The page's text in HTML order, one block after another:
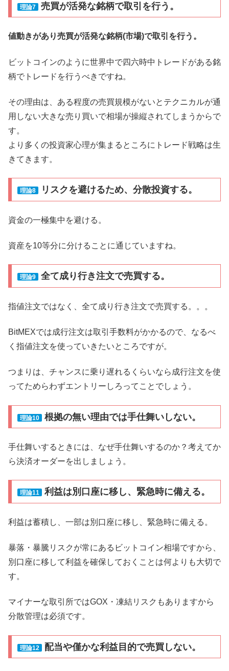
理論7 売買が活発な銘柄で取引を行う。
値動きがあり売買が活発な銘柄(市場)で取引を行う。
ビットコインのように世界中で四六時中トレードがある銘
柄でトレードを行うべきですね。
その理由は、ある程度の売買規模がないとテクニカルが通
用しない大きな売り買いで相場が操縦されてしまうからで
す。
より多くの投資家心理が集まるところにトレード戦略は生
きてきます。
理論8 リスクを避けるため、分散投資する。
資金の一極集中を避ける。
資産を10等分に分けることに通じていますね。
理論9 全て成り行き注文で売買する。
指値注文ではなく、全て成り行き注文で売買する。。。
BitMEXでは成行注文は取引手数料がかかるので、なるべ
く指値注文を使っていきたいところですが。
つまりは、チャンスに乗り遅れるくらいなら成行注文を使
ってためらわずエントリーしろってことでしょう。
理論10 根拠の無い理由では手仕舞いしない。
手仕舞いするときには、なぜ手仕舞いするのか？考えてか
ら決済オーダーを出しましょう。
理論11 利益は別口座に移し、緊急時に備える。
利益は蓄積し、一部は別口座に移し、緊急時に備える。
暴落・暴騰リスクが常にあるビットコイン相場ですから、
別口座に移して利益を確保しておくことは何よりも大切で
す。
マイナーな取引所ではGOX・凍結リスクもありますから
分散管理は必須です。
理論12 配当や僅かな利益目的で売買しない。